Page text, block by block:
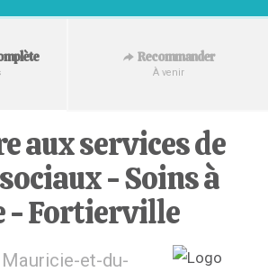
Recommander
À venir
aux services de
- Soins à
- Fortierville
Mauricie-et-du-